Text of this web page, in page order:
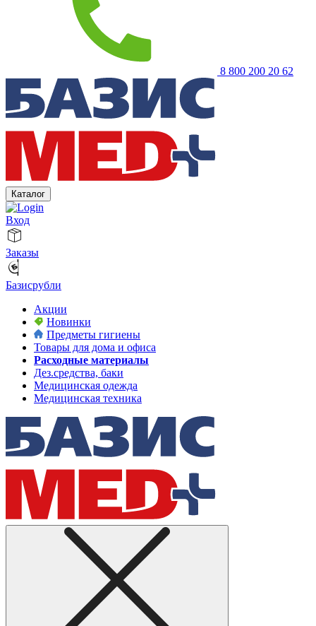
8 800 200 20 62
Каталог
Вход
Заказы
Базисрубли
Акции
Новинки
Предметы гигиены
Товары для дома и офиса
Расходные материалы
Дез.средства, баки
Медицинская одежда
Медицинская техника